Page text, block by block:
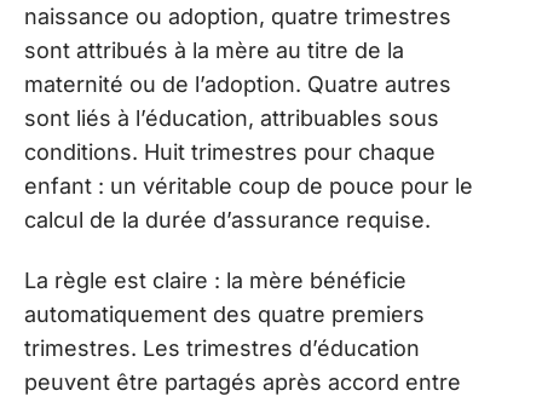
naissance ou adoption, quatre trimestres
sont attribués à la mère au titre de la
maternité ou de l’adoption. Quatre autres
sont liés à l’éducation, attribuables sous
conditions. Huit trimestres pour chaque
enfant : un véritable coup de pouce pour le
calcul de la durée d’assurance requise.
La règle est claire : la mère bénéficie
automatiquement des quatre premiers
trimestres. Les trimestres d’éducation
peuvent être partagés après accord entre